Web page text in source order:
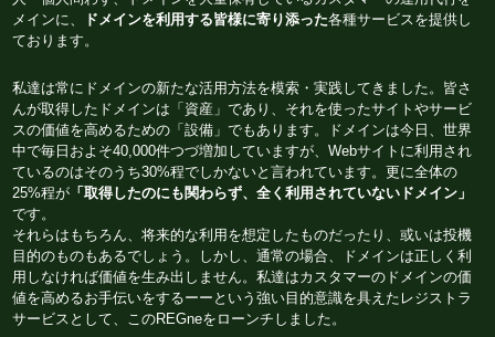
メインに、
ドメインを利用する皆様に寄り添った各種サービスを提供し
ております。
私達は常にドメインの新たな活用方法を模索・実践してきました。皆さ
んが取得したドメインは「資産」であり、それを使ったサイトやサービ
スの価値を高めるための「設備」でもあります。ドメインは今日、世界
中で毎日およそ40,000件つづ増加していますが、Webサイトに利用され
ているのはそのうち30%程でしかないと言われています。更に全体の
25%程が 「取得したのにも関わらず、全く利用されていないドメイン」
です。
それらはもちろん、将来的な利用を想定したものだったり、或いは投機
目的のものもあるでしょう。しかし、通常の場合、ドメインは正しく利
用しなければ価値を生み出しません。私達はカスタマーのドメインの価
値を高めるお手伝いをするーーという強い目的意識を具えたレジストラ
サービスとして、このREGneをローンチしました。